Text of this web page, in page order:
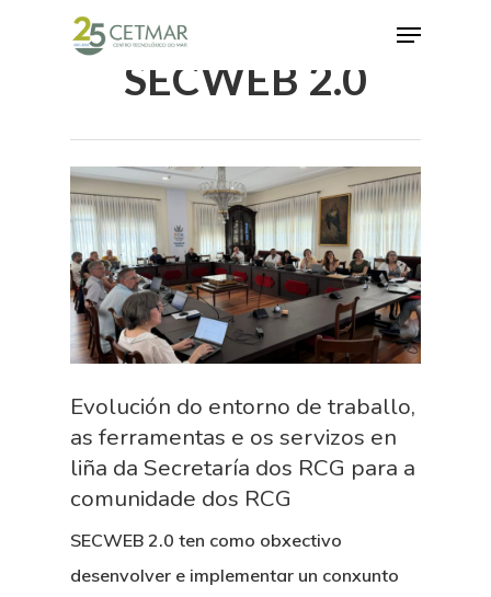
Hit enter to search or ESC to close
SECWEB 2.0
Evolución do entorno de traballo,
as ferramentas e os servizos en
liña da Secretaría dos RCG para a
comunidade dos RCG
SECWEB 2.0 ten como obxectivo
desenvolver e implementar un conxunto